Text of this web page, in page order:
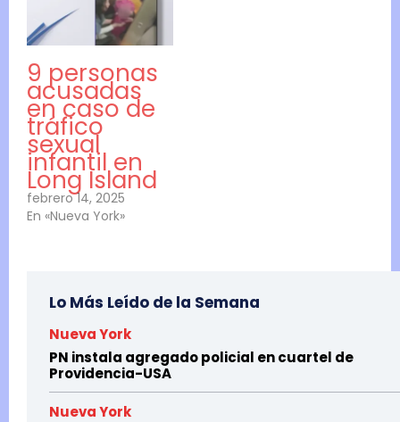
9 personas
acusadas
en caso de
tráfico
sexual
infantil en
Long Island
febrero 14, 2025
En «Nueva York»
Lo Más Leído de la Semana
Nueva York
PN instala agregado policial en cuartel de
Providencia-USA
Nueva York